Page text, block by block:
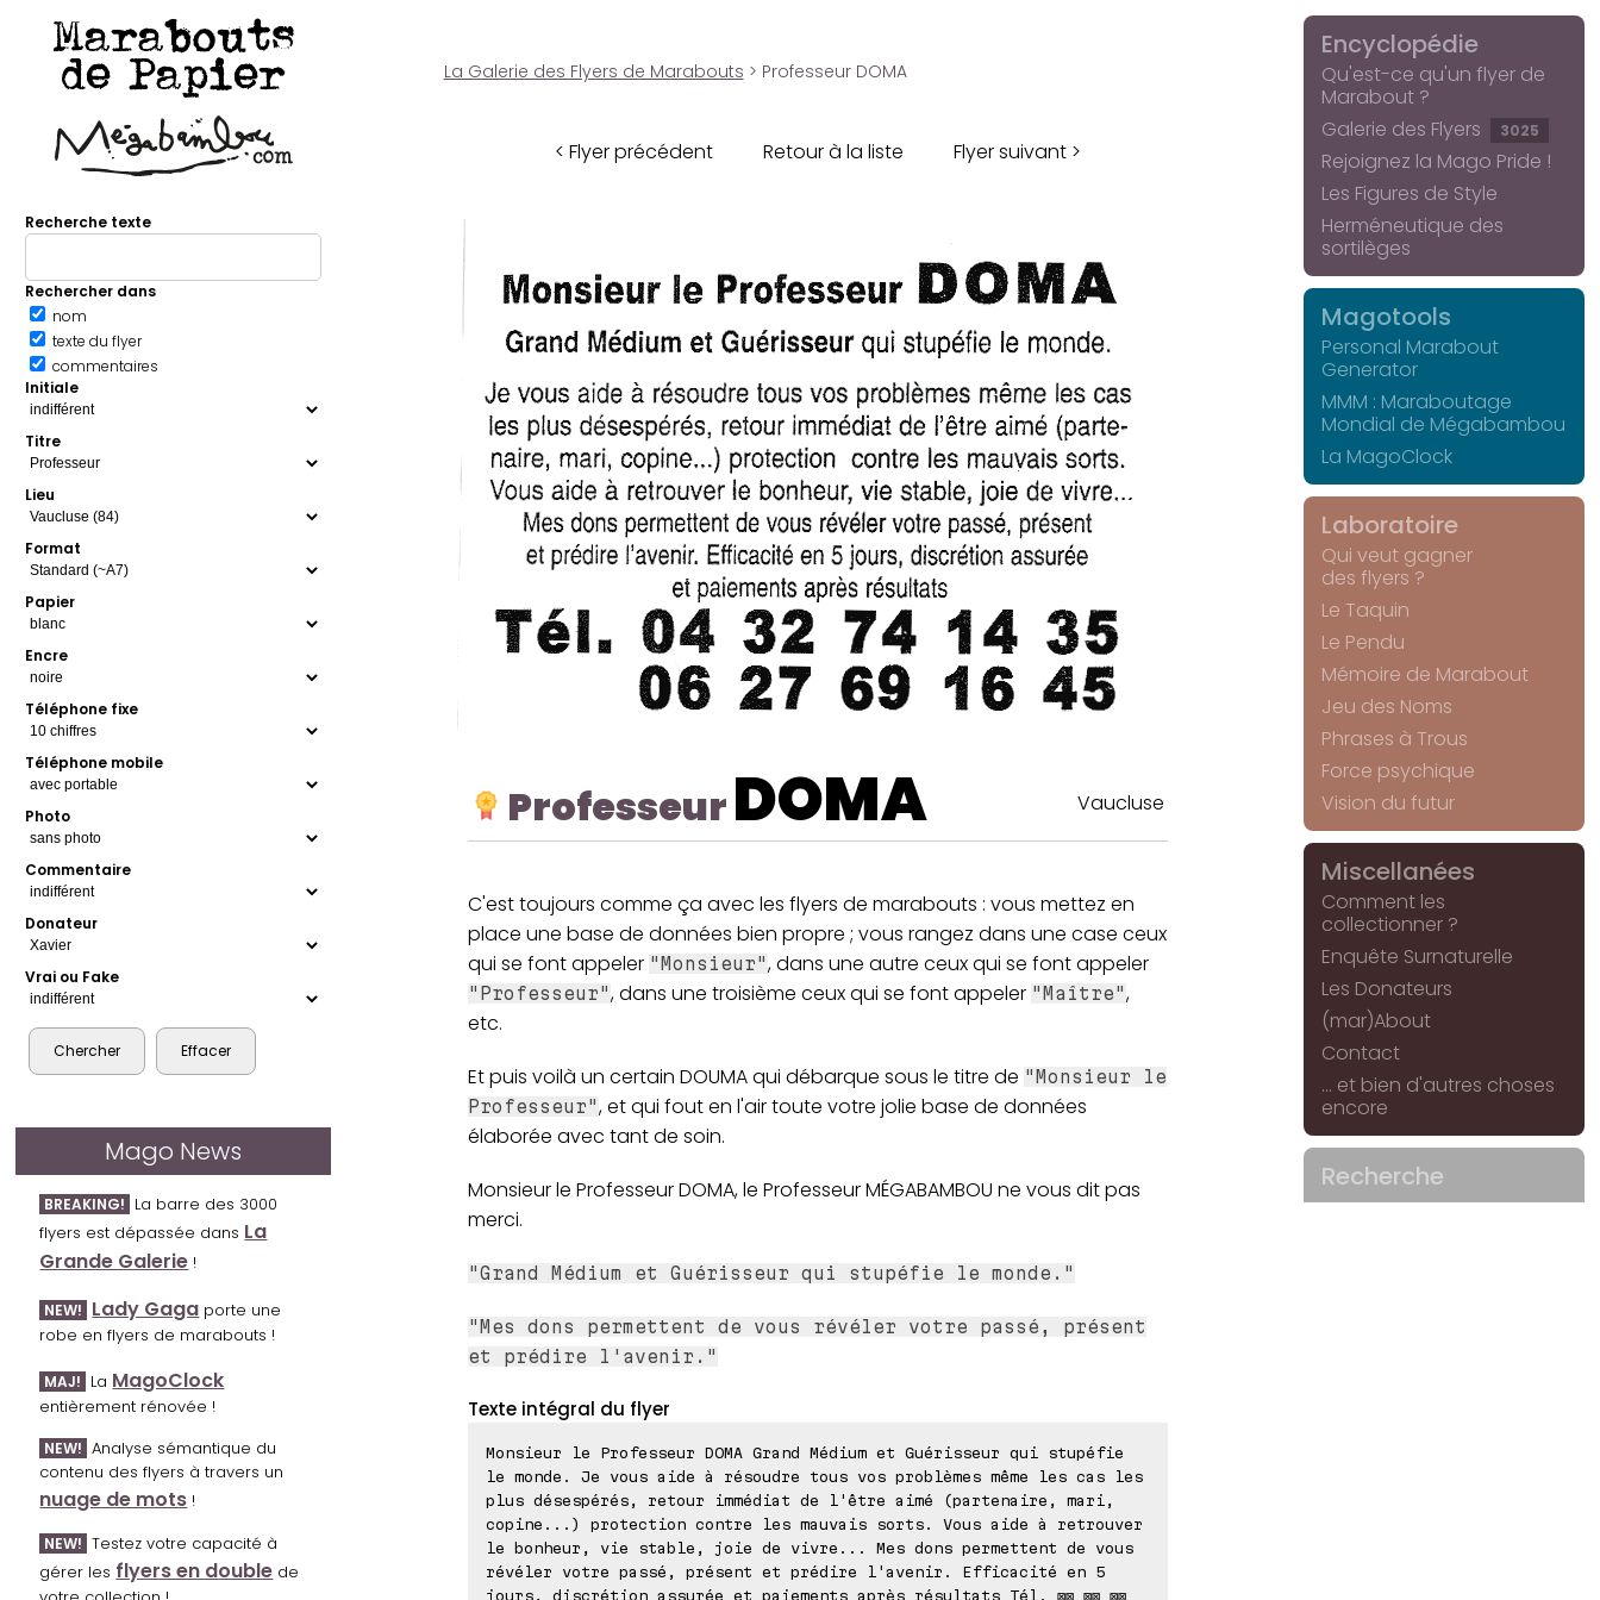
Marabouts
de Papier
Recherche texte
Rechercher dans
nom
texte du flyer
commentaires
Initiale
Titre
Lieu
Format
Papier
Encre
Téléphone fixe
Téléphone mobile
Photo
Commentaire
Donateur
Vrai ou Fake
Mago News
BREAKING! La barre des 3000
flyers est dépassée dans La
Grande Galerie !
NEW! Lady Gaga porte une
robe en flyers de marabouts !
MAJ! La MagoClock
entièrement rénovée !
NEW! Analyse sémantique du
contenu des flyers à travers un
nuage de mots !
NEW! Testez votre capacité à
gérer les flyers en double de
La Galerie des Flyers de Marabouts > Professeur DOMA
< Flyer précédent Retour à la liste Flyer suivant >
ProfesseurDOMA Vaucluse
C'est toujours comme ça avec les flyers de marabouts : vous mettez en
place une base de données bien propre ; vous rangez dans une case ceux
qui se font appeler "Monsieur", dans une autre ceux qui se font appeler
"Professeur", dans une troisième ceux qui se font appeler "Maître",
etc.
Et puis voilà un certain DOUMA qui débarque sous le titre de "Monsieur le
Professeur", et qui fout en l'air toute votre jolie base de données
élaborée avec tant de soin.
Monsieur le Professeur DOMA, le Professeur MÉGABAMBOU ne vous dit pas
merci.
"Grand Médium et Guérisseur qui stupéfie le monde."
"Mes dons permettent de vous révéler votre passé, présent
et prédire l'avenir."
Texte intégral du flyer
Monsieur le Professeur DOMA Grand Médium et Guérisseur qui stupéfie
le monde. Je vous aide à résoudre tous vos problèmes même les cas les
plus désespérés, retour immédiat de l'être aimé (partenaire, mari,
copine...) protection contre les mauvais sorts. Vous aide à retrouver
le bonheur, vie stable, joie de vivre... Mes dons permettent de vous
révéler votre passé, présent et prédire l'avenir. Efficacité en 5
jours, discrétion assurée et paiements après résultats Tél. ⊠⊠ ⊠⊠ ⊠⊠
Encyclopédie
Qu'est-ce qu'un flyer de
Marabout ?
Galerie des Flyers
3025
Rejoignez la Mago Pride !
Les Figures de Style
Herméneutique des
sortilèges
Magotools
Personal Marabout
Generator
MMM : Maraboutage
Mondial de Mégabambou
La MagoClock
Laboratoire
Qui veut gagner
des flyers ?
Le Taquin
Le Pendu
Mémoire de Marabout
Jeu des Noms
Phrases à Trous
Force psychique
Vision du futur
Miscellanées
Comment les
collectionner ?
Enquête Surnaturelle
Les Donateurs
(mar)About
Contact
... et bien d'autres choses
encore
Recherche